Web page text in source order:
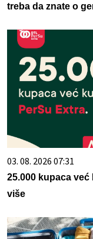
treba da znate o
03. 08. 2026 07:31
25.000 kupaca već
više